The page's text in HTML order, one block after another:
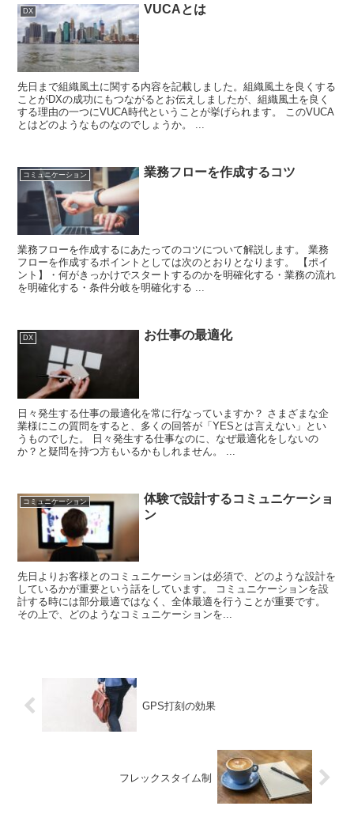
DX VUCAとは
先日まで組織風土に関する内容を記載しました。組織風土を良くする
ことがDXの成功にもつながるとお伝えしましたが、組織風土を良く
する理由の一つにVUCA時代ということが挙げられます。 このVUCA
とはどのようなものなのでしょうか。 ...
コミュニケーション 業務フローを作成するコツ
業務フローを作成するにあたってのコツについて解説します。 業務
フローを作成するポイントとしては次のとおりとなります。 【ポイ
ント】・何がきっかけでスタートするのかを明確化する・業務の流れ
を明確化する・条件分岐を明確化する ...
DX お仕事の最適化
日々発生する仕事の最適化を常に行なっていますか？ さまざまな企
業様にこの質問をすると、多くの回答が「YESとは言えない」とい
うものでした。 日々発生する仕事なのに、なぜ最適化をしないの
か？と疑問を持つ方もいるかもしれません。 ...
コミュニケーション
体験で設計するコミュニケーショ
ン
先日よりお客様とのコミュニケーションは必須で、どのような設計を
しているかが重要という話をしています。 コミュニケーションを設
計する時には部分最適ではなく、全体最適を行うことが重要です。
その上で、どのようなコミュニケーションを...
GPS打刻の効果
フレックスタイム制